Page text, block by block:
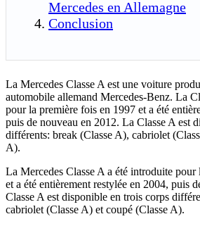
Mercedes en Allemagne
Conclusion
La Mercedes Classe A est une voiture
automobile allemand Mercedes-Benz. La
pour la première fois en 1997 et a été
puis de nouveau en 2012. La Classe A est
différents: break (Classe A), cabriolet
A).
La Mercedes Classe A a été introduite
et a été entièrement restylée en 2004, puis
Classe A est disponible en trois corps
cabriolet (Classe A) et coupé (Classe A).